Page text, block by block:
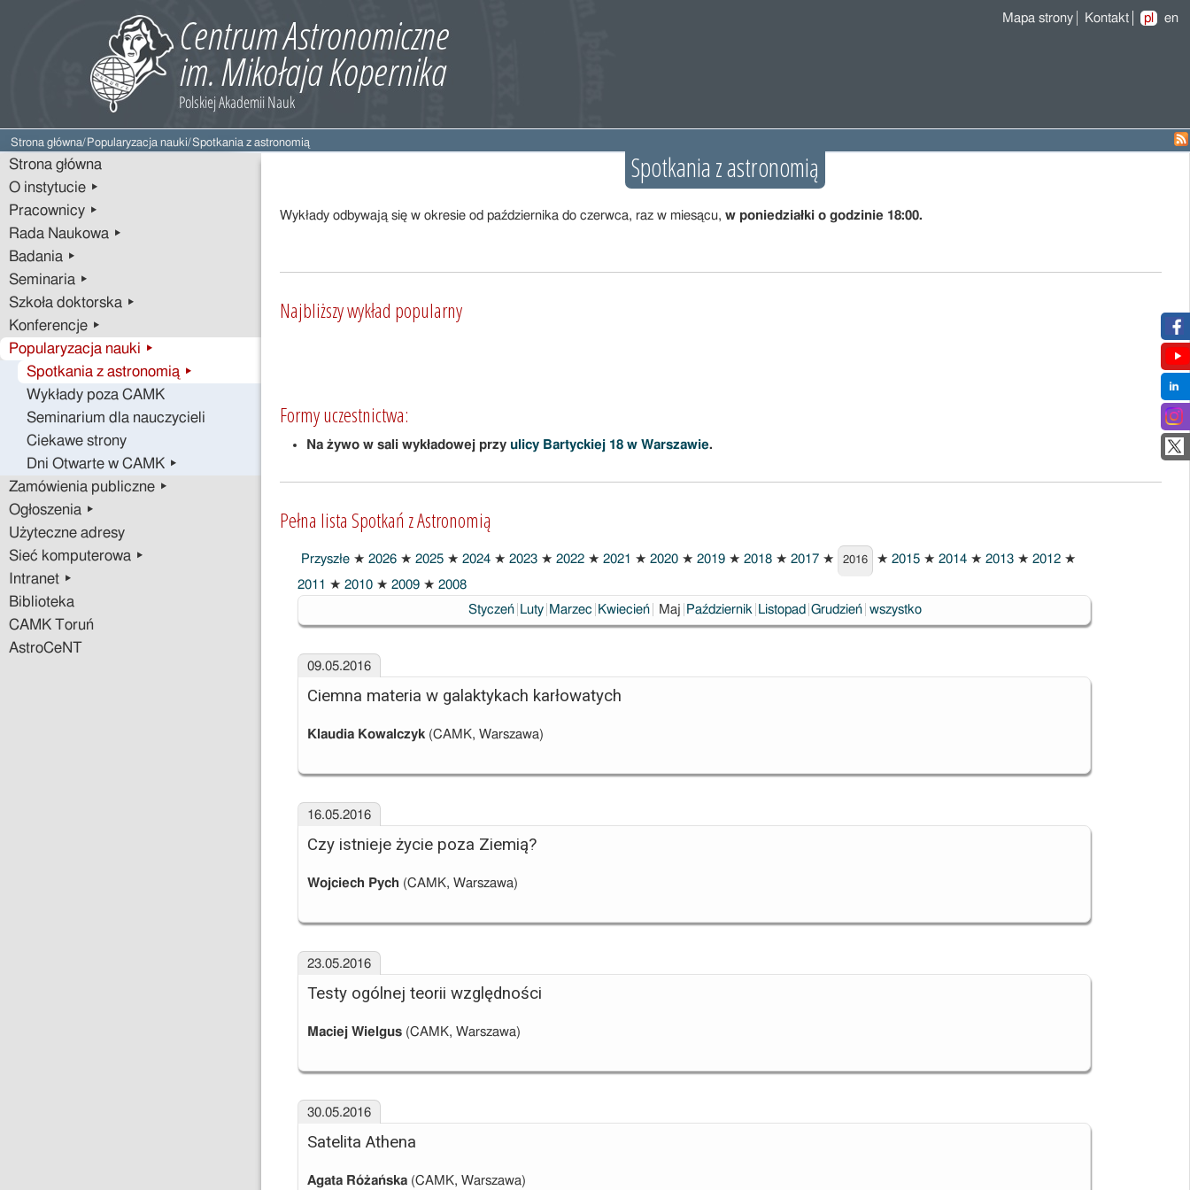
Mapa strony Kontakt pl en
Strona główna/ Popularyzacja nauki/Spotkania z astronomią
Strona główna
O instytucie ▸
Pracownicy ▸
Rada Naukowa ▸
Badania ▸
Seminaria ▸
Szkoła doktorska ▸
Konferencje ▸
Popularyzacja nauki ▸
Spotkania z astronomią ▸
Wykłady poza CAMK
Seminarium dla nauczycieli
Ciekawe strony
Dni Otwarte w CAMK ▸
Zamówienia publiczne ▸
Ogłoszenia ▸
Użyteczne adresy
Sieć komputerowa ▸
Intranet ▸
Biblioteka
CAMK Toruń
AstroCeNT
Spotkania z astronomią
Wykłady odbywają się w okresie od października do czerwca, raz w miesącu, w poniedziałki o godzinie 18:00.
Najbliższy wykład popularny
Formy uczestnictwa:
Na żywo w sali wykładowej przy ulicy Bartyckiej 18 w Warszawie.
Pełna lista Spotkań z Astronomią
Przyszłe ★ 2026 ★ 2025 ★ 2024 ★ 2023 ★ 2022 ★ 2021 ★ 2020 ★ 2019 ★ 2018 ★ 2017 ★
2016
2016 ★ 2015 ★ 2014 ★ 2013 ★ 2012 ★
2011 ★ 2010 ★ 2009 ★ 2008
Styczeń Luty Marzec Kwiecień Wybrane
Maj Październik Listopad Grudzień wszystko
09.05.2016
Ciemna materia w galaktykach karłowatych
Klaudia Kowalczyk(CAMK, Warszawa)
16.05.2016
Czy istnieje życie poza Ziemią?
Wojciech Pych (CAMK, Warszawa)
23.05.2016
Testy ogólnej teorii względności
Maciej Wielgus(CAMK, Warszawa)
30.05.2016
Satelita Athena
Agata Różańska(CAMK, Warszawa)